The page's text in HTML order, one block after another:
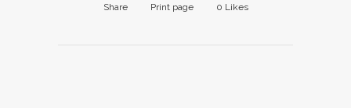
Share Print page 0 Likes